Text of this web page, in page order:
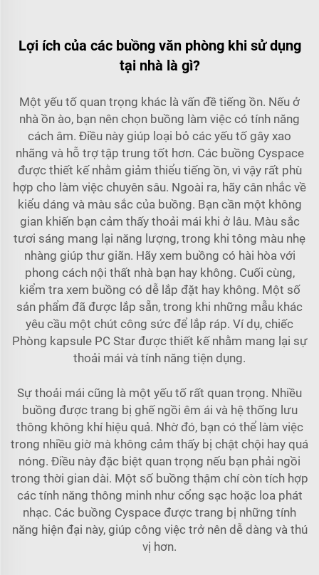
Lợi ích của các buồng văn phòng khi sử dụng
tại nhà là gì?
Một yếu tố quan trọng khác là vấn đề tiếng ồn. Nếu ở
nhà ồn ào, bạn nên chọn buồng làm việc có tính năng
cách âm. Điều này giúp loại bỏ các yếu tố gây xao
nhãng và hỗ trợ tập trung tốt hơn. Các buồng Cyspace
được thiết kế nhằm giảm thiểu tiếng ồn, vì vậy rất phù
hợp cho làm việc chuyên sâu. Ngoài ra, hãy cân nhắc về
kiểu dáng và màu sắc của buồng. Bạn cần một không
gian khiến bạn cảm thấy thoải mái khi ở lâu. Màu sắc
tươi sáng mang lại năng lượng, trong khi tông màu nhẹ
nhàng giúp thư giãn. Hãy xem buồng có hài hòa với
phong cách nội thất nhà bạn hay không. Cuối cùng,
kiểm tra xem buồng có dễ lắp đặt hay không. Một số
sản phẩm đã được lắp sẵn, trong khi những mẫu khác
yêu cầu một chút công sức để lắp ráp. Ví dụ, chiếc
Phòng kapsule PC Star được thiết kế nhằm mang lại sự
thoải mái và tính năng tiện dụng.
Sự thoải mái cũng là một yếu tố rất quan trọng. Nhiều
buồng được trang bị ghế ngồi êm ái và hệ thống lưu
thông không khí hiệu quả. Nhờ đó, bạn có thể làm việc
trong nhiều giờ mà không cảm thấy bị chật chội hay quá
nóng. Điều này đặc biệt quan trọng nếu bạn phải ngồi
trong thời gian dài. Một số buồng thậm chí còn tích hợp
các tính năng thông minh như cổng sạc hoặc loa phát
nhạc. Các buồng Cyspace được trang bị những tính
năng hiện đại này, giúp công việc trở nên dễ dàng và thú
vị hơn.